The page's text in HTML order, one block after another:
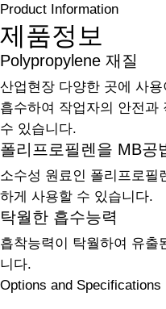
Product Information
제품정보
Polypropylene 재질
산업현장 다양한 곳에 사
흡수하여 작업자의 안전과
수 있습니다.
폴리프로필렌을 MB공
소수성 원료인 폴리프로필
하게 사용할 수 있습니다.
탁월한 흡수능력
흡착능력이 탁월하여 유출
니다.
Options and Specifications